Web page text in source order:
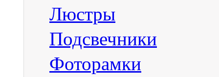
Люстры
Подсвечники
Фоторамки